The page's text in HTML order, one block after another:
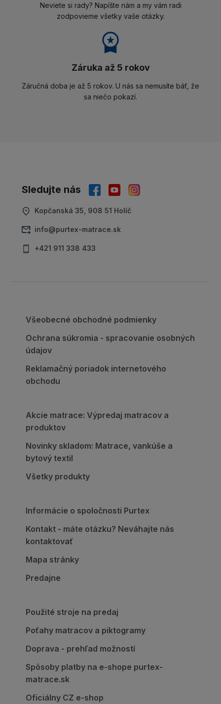
Neviete si rady? Napíšte nám a my vám radi
zodpovieme všetky vaše otázky.
Záruka až 5 rokov
Záručná doba je až 5 rokov. U nás sa nemusíte báť, že
sa niečo pokazí.
Sledujte nás
Kopčanská 35, 908 51 Holíč
info@purtex-matrace.sk
+421 911 338 433
Všeobecné obchodné podmienky
Ochrana súkromia - spracovanie osobných
údajov
Reklamačný poriadok internetového
obchodu
Akcie matrace: Výpredaj matracov a
produktov
Novinky skladom: Matrace, vankúše a
bytový textil
Všetky produkty
Informácie o spoločnosti Purtex
Kontakt - máte otázku? Neváhajte nás
kontaktovať
Mapa stránky
Predajne
Použité stroje na predaj
Poťahy matracov a piktogramy
Doprava - prehľad možností
Spôsoby platby na e-shope purtex-
matrace.sk
Oficiálny CZ e-shop